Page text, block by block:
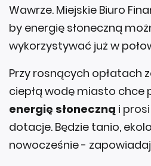
Wawrze. Miejskie Biuro
by energię słoneczną
wykorzystywać już w
Przy rosnących opłatach
ciepłą wodę miasto chce
energię słoneczną i
dotacje. Będzie tanio,
nowocześnie -